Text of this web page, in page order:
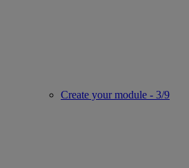
Create your module - 3/9